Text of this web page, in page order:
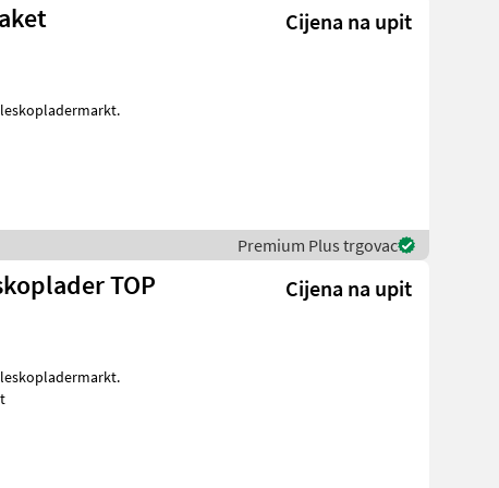
Cijena na upit
Premium Plus trgovac
TOP Cijena na upit